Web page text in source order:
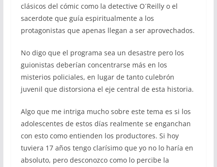
clásicos del cómic como la detective O´Reilly o el
sacerdote que guía espiritualmente a los
protagonistas que apenas llegan a ser aprovechados.
No digo que el programa sea un desastre pero los
guionistas deberían concentrarse más en los
misterios policiales, en lugar de tanto culebrón
juvenil que distorsiona el eje central de esta historia.
Algo que me intriga mucho sobre este tema es si los
adolescentes de estos días realmente se enganchan
con esto como entienden los productores. Si hoy
tuviera 17 años tengo clarísimo que yo no lo haría en
absoluto, pero desconozco como lo percibe la